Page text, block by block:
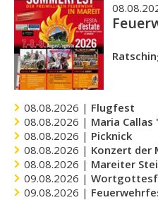
08.08.2026 | Flugfest
08.08.2026 | Maria
08.08.2026 | Picknick
08.08.2026 | Konzert der
08.08.2026 | Mareiter
09.08.2026 |
09.08.2026 |